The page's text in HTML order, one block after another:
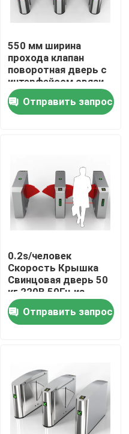
550 мм ширина
прохода клапан
поворотная дверь с
интерфейсом связи
RS232
Отправить запрос
0.2s/человек
Скорость Крышка
Свинцовая дверь 50
кг 220В 50Гц из
нержавеющей стали
Современный дизайн
Отправить запрос